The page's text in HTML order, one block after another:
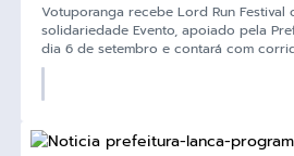
Votuporanga recebe Lord Run Festival
solidariedade Evento, apoiado pela
dia 6 de setembro e contará com